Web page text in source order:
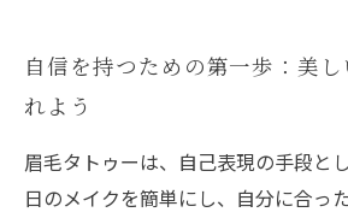
自信を持つための第一歩：美
れよう
眉毛タトゥーは、自己表現の手段と
日のメイクを簡単にし、自分に合っ